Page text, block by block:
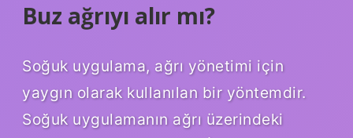
Buz ağrıyı alır mı?
Soğuk uygulama, ağrı yönetimi için
yaygın olarak kullanılan bir yöntemdir.
Soğuk uygulamanın ağrı üzerindeki